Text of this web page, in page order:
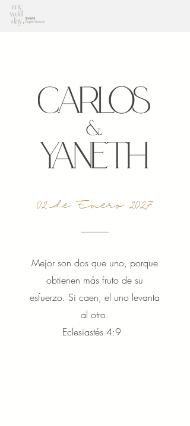
02 de Enero 2027
Mejor son dos que uno, porque
obtienen más fruto de su
esfuerzo. Si caen, el uno levanta
al otro.
Eclesiastés 4:9